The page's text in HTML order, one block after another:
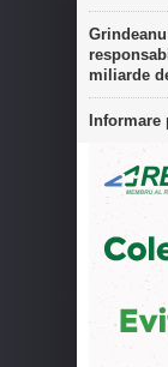
miliarde